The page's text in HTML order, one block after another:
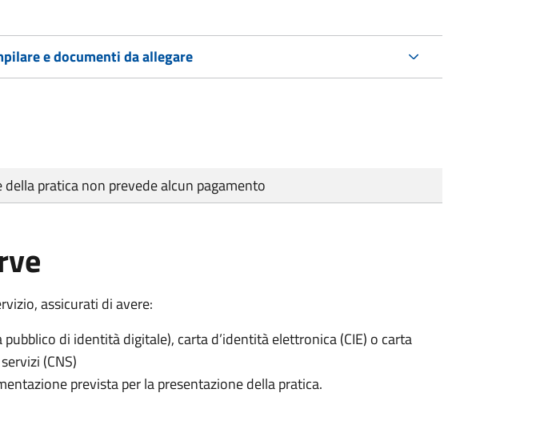
e documenti da allegare
della pratica non prevede alcun pagamento
assicurati di avere:
pubblico di identità digitale), carta d’identità elettronica (CIE) o carta
(CNS)
prevista per la presentazione della pratica.